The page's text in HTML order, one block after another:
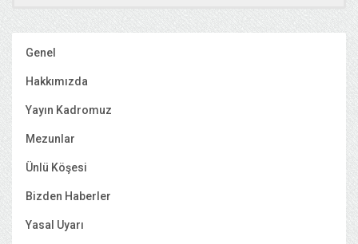
Genel
Hakkımızda
Yayın Kadromuz
Mezunlar
Ünlü Köşesi
Bizden Haberler
Yasal Uyarı